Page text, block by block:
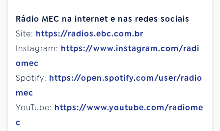
Rádio MEC na internet e nas redes sociais
Site: https://radios.ebc.com.br
Instagram: https://www.instagram.com/radi
omec
Spotify: https://open.spotify.com/user/radio
mec
YouTube: https://www.youtube.com/radiome
c